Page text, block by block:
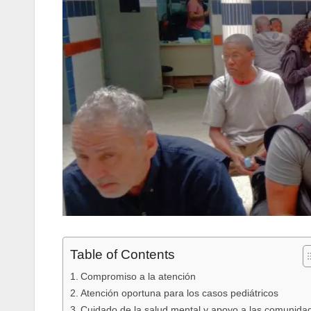
Table of Contents
Compromiso a la atención
Atención oportuna para los casos pediátricos